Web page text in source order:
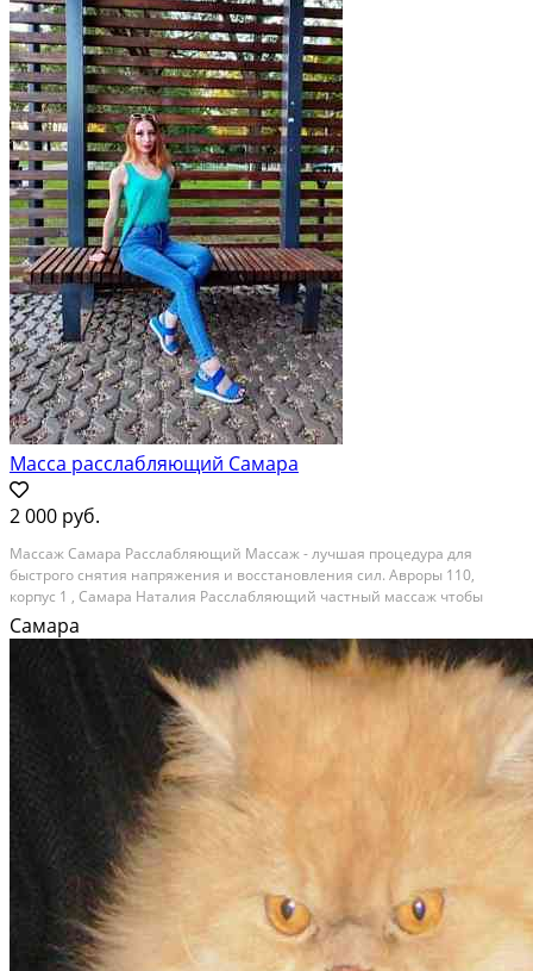
Масса расслабляющий Самара
2 000 руб.
Массаж Самара Расслабляющий Массаж - лучшая процедура для
быстрого снятия напряжения и восстановления сил. Авроры 110,
корпус 1 , Самара Наталия Расслабляющий частный массаж чтобы
быстро восстановить силы, снять напряжение и полностью
расслабиться Вы почувствуете, как снимается напряжение,...
Самара